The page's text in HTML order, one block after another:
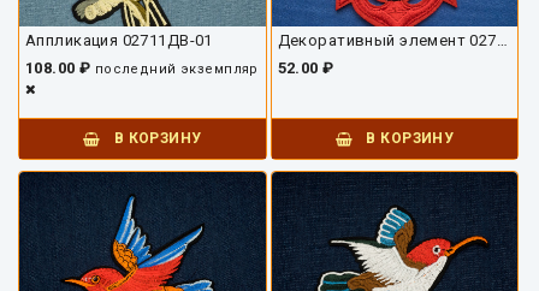
Аппликация 02711ДВ-01
108.00 ₽ последний экземпляр
В КОРЗИНУ
52.00 ₽
В КОРЗИНУ